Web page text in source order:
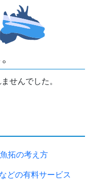
せんでした。
拓の考え方
どの有料サービス